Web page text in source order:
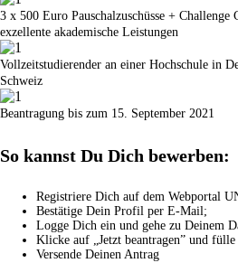
3 x 500 Euro Pauschalzuschüsse +
exzellente akademische Leistungen
Vollzeitstudierender an einer Hochschule in
Schweiz
Beantragung bis zum 15. September 2021
So kannst Du Dich bewerben:
Registriere Dich auf dem Webportal
Bestätige Dein Profil per E-Mail;
Logge Dich ein und gehe zu Deinem
Klicke auf „Jetzt beantragen” und
Versende Deinen Antrag